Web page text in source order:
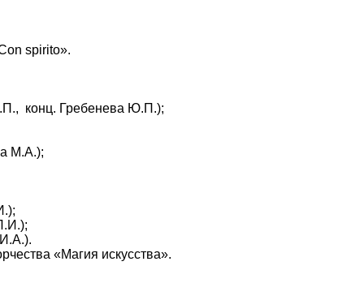
spirito».
конц. Гребенева Ю.П.);
М.А.);
«Магия искусства».